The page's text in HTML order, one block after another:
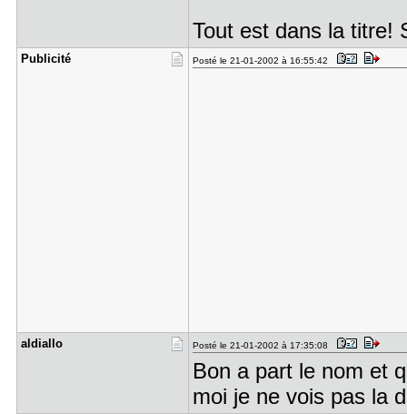
Tout est dans la titre!
Publicité Posté le 21-01-2002 à 16:55:42
aldiallo Posté le 21-01-2002 à 17:35:08
Bon a part le nom et
moi je ne vois pas la